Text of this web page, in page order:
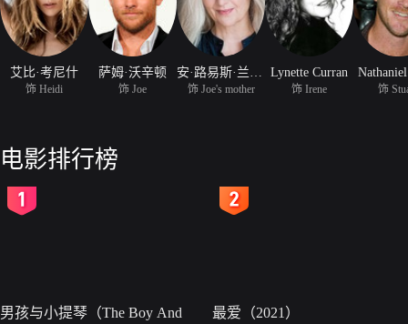
艾比·考尼什
饰 Heidi
萨姆·沃辛顿
饰 Joe 饰 Joe's mother
Lynette Curran
饰 Irene 饰
电影排行榜
男孩与小提琴（The Boy And
最爱（2021）